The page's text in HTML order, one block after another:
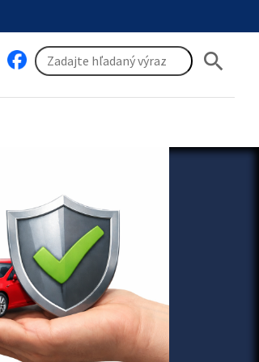
search